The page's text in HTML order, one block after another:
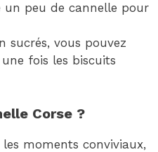
un peu de cannelle pour
sucrés, vous pouvez
fois les biscuits
Corse ?
moments conviviaux,